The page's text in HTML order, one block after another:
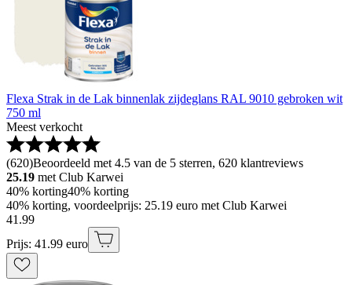
Flexa Strak in de Lak binnenlak zijdeglans RAL 9010 gebroken wit
750 ml
Meest verkocht
(620)Beoordeeld met 4.5 van de 5 sterren, 620 klantreviews
25.19 met Club Karwei
40% korting40% korting
40% korting, voordeelprijs: 25.19 euro met Club Karwei
41 .99
Prijs: 41.99 euro